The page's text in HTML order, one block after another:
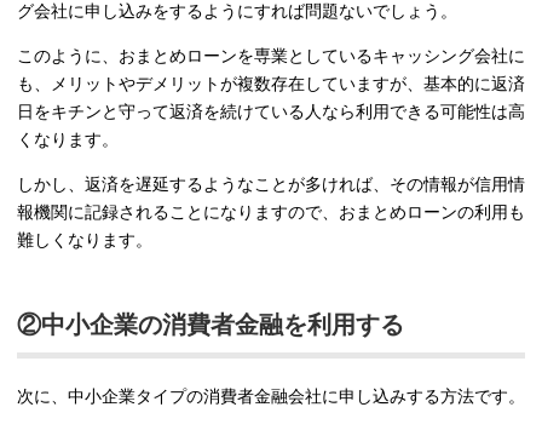
グ会社に申し込みをするようにすれば問題ないでしょう。
このように、おまとめローンを専業としているキャッシング会社に
も、メリットやデメリットが複数存在していますが、基本的に返済
日をキチンと守って返済を続けている人なら利用できる可能性は高
くなります。
しかし、返済を遅延するようなことが多ければ、その情報が信用情
報機関に記録されることになりますので、おまとめローンの利用も
難しくなります。
②中小企業の消費者金融を利用する
次に、中小企業タイプの消費者金融会社に申し込みする方法です。